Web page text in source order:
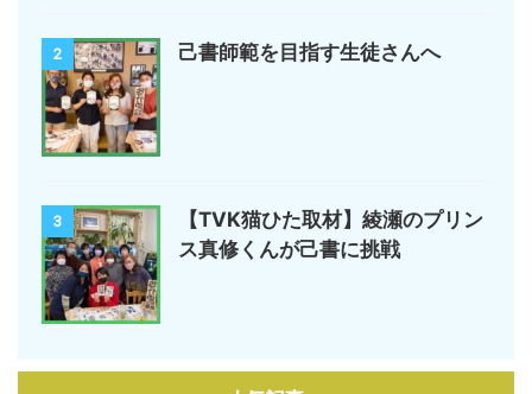
2 己書師範を目指す生徒さんへ
3
【TVK猫ひた取材】綾瀬のプリン
ス真修くんが己書に挑戦